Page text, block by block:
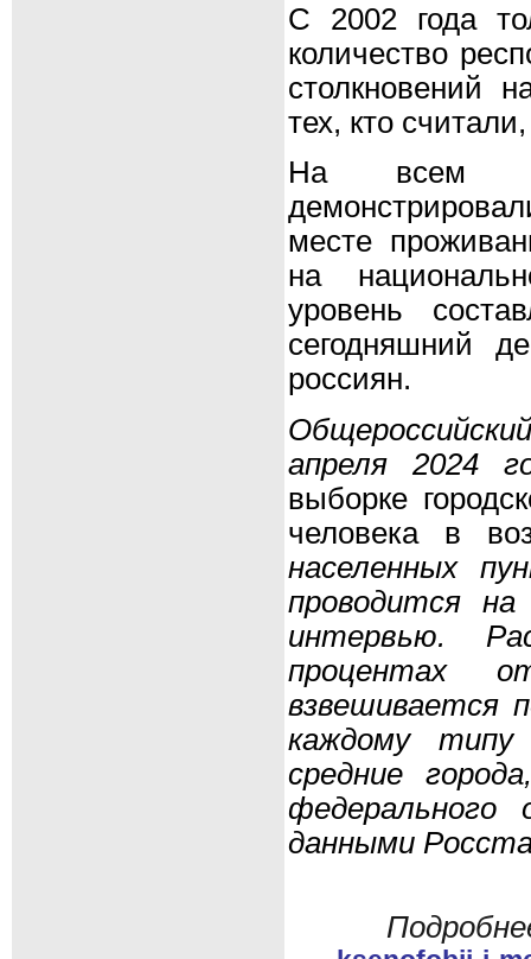
С 2002 года
количество
столкновений
тех, кто
На всем
месте
на
уровень
сегодняшний
россиян.
апреля 2024
выборке
человека в
населенных
проводится
интервью.
процентах
взвешивается
каждому типу
средние
федерального
данными